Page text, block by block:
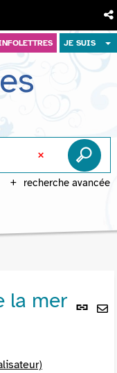
JE SUIS
recherche avancée
Lien
la mer